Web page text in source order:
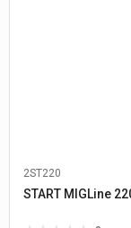
2ST220
Диаметр проволоки: